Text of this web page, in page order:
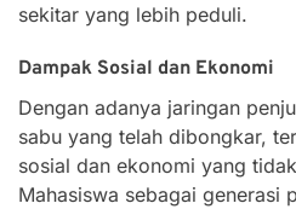
sekitar yang lebih peduli.
Dampak Sosial dan Ekonomi
Dengan adanya jaringan
sabu yang telah dibongkar,
sosial dan ekonomi yang
Mahasiswa sebagai generasi